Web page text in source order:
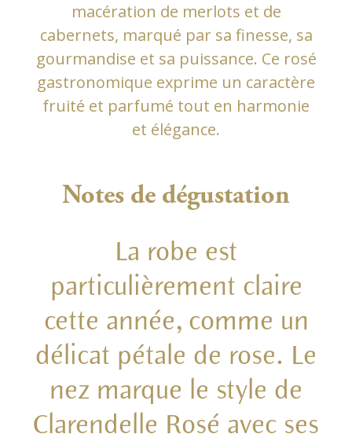
macération de merlots et de
cabernets, marqué par sa finesse, sa
gourmandise et sa puissance. Ce rosé
gastronomique exprime un caractère
fruité et parfumé tout en harmonie
et élégance.
Notes de dégustation
La robe est
particulièrement claire
cette année, comme un
délicat pétale de rose. Le
nez marque le style de
Clarendelle Rosé avec ses